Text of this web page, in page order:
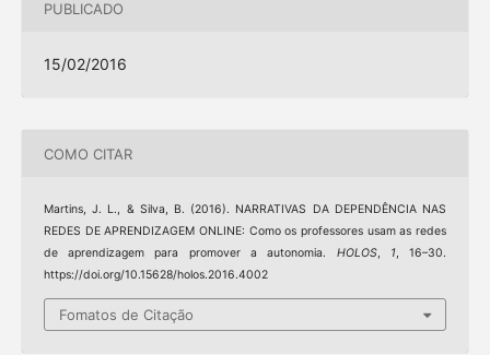
PUBLICADO
15/02/2016
COMO CITAR
Martins, J. L., & Silva, B. (2016). NARRATIVAS DA DEPENDÊNCIA NAS
REDES DE APRENDIZAGEM ONLINE: Como os professores usam as redes
de aprendizagem para promover a autonomia. HOLOS, 1, 16–30.
https://doi.org/10.15628/holos.2016.4002
Fomatos de Citação